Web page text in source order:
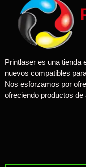
Printlaser es una tienda
nuevos compatibles
Nos esforzamos por
ofreciendo productos de